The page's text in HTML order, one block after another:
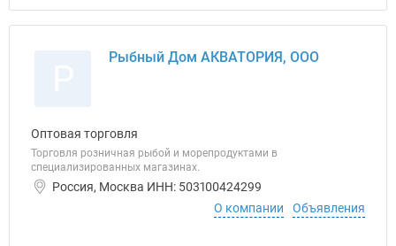
Рыбный Дом АКВАТОРИЯ, ООО
Оптовая торговля
Торговля розничная рыбой и морепродуктами в
специализированных магазинах.
Россия, Москва ИНН: 503100424299
О компании
Объявления